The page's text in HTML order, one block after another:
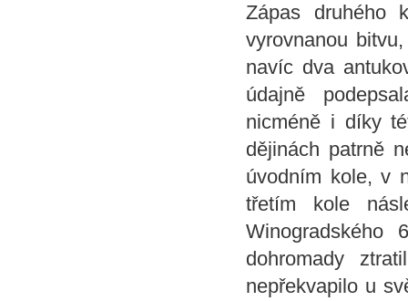
Zápas druhého
vyrovnanou
navíc dva
údajně
nicméně i díky
dějinách patrně
úvodním kole, v
třetím kole
dohromady
nepřekvapilo u